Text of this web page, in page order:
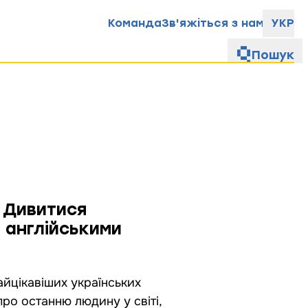
КомандаЗв'яжіться з нами УКР
Пошук
українських
останню людину у світі,